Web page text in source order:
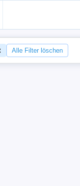
Alle Filter löschen